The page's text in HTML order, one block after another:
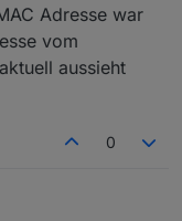
Adresse war
vom
aussieht
0